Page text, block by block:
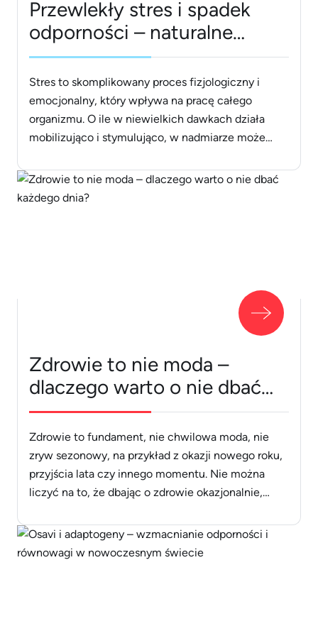
Przewlekły stres i spadek
odporności – naturalne
wsparcie organizmu dzięki
ImmunoGlukanowi
Stres to skomplikowany proces fizjologiczny i
emocjonalny, który wpływa na pracę całego
organizmu. O ile w niewielkich dawkach działa
mobilizująco i stymulująco, w nadmiarze może
psychicznej i fizycznej. Reakcja organizmu na stres
przebiega wieloetapowo i obejmuje zarówno układ
Zdrowie to nie moda –
dlaczego warto o nie dbać
każdego dnia?
Zdrowie to fundament, nie chwilowa moda, nie
zryw sezonowy, na przykład z okazji nowego roku,
przyjścia lata czy innego momentu. Nie można
liczyć na to, że dbając o zdrowie okazjonalnie,
każdemu na tym zależy! Sprawdź, dlaczego
naprawdę warto dbać o siebie przez cały rok,